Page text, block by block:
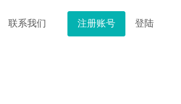
联系我们 注册账号 登陆